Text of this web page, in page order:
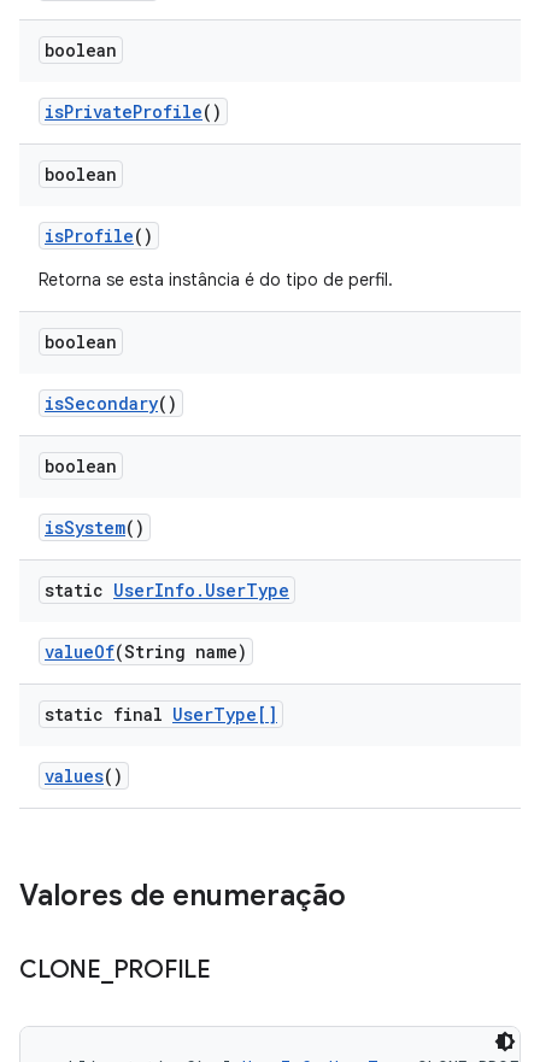
boolean
isPrivateProfile()
boolean
isProfile()
Retorna se esta instância é do tipo de perfil.
boolean
isSecondary()
boolean
isSystem()
static UserInfo . UserType
valueOf(String name)
static final UserType[]
values()
Valores de enumeração
CLONE PROFILE